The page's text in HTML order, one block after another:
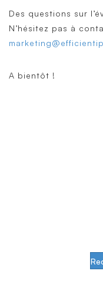
Des questions sur
N’hésitez pas à
A bientôt !